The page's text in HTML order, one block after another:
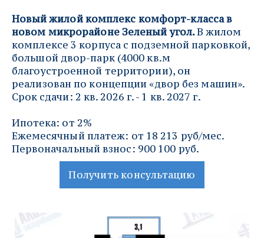
Новый жилой комплекс комфорт-класса в
новом микрорайоне Зеленый угол. В жилом
комплексе 3 корпуса с подземной парковкой,
большой двор-парк (4000 кв.м
благоустроенной территории), он
реализован по концепции «двор без машин».
Срок сдачи: 2 кв. 2026 г. - 1 кв. 2027 г.
Ипотека: от 2%
Ежемесячный платеж: от 18 213 руб/мес.
Первоначальный взнос: 900 100 руб.
Получить консультацию